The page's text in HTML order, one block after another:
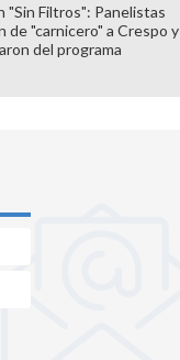
"Sin Filtros": Panelistas
de "carnicero" a Crespo y
del programa